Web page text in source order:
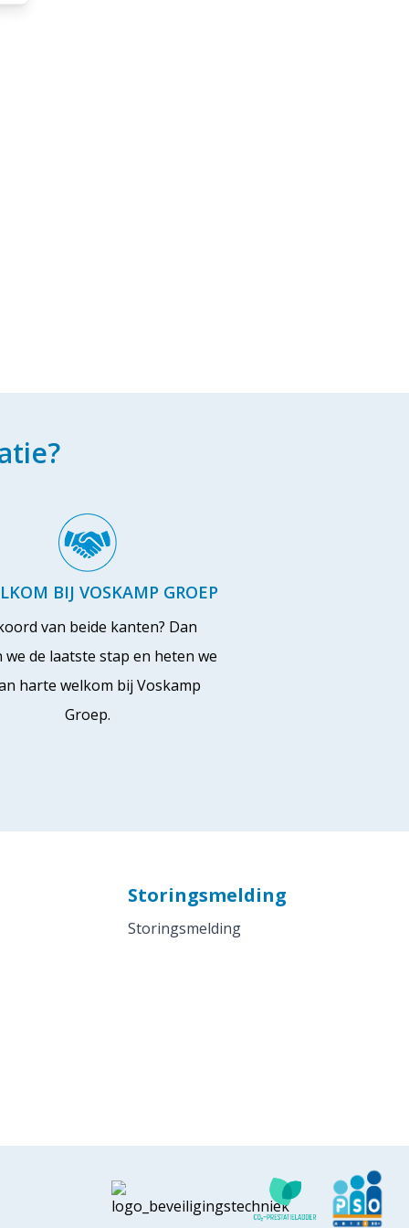
BIJ VOSKAMP GROEP
van beide kanten? Dan
we de laatste stap en heten we
harte welkom bij Voskamp
Groep.
Storingsmelding
Storingsmelding